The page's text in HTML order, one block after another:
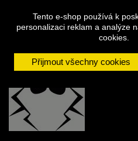
Tento e-shop používá k
personalizaci reklam a analýze
cookies.
Přijmout všechny cookies
Napište
nám